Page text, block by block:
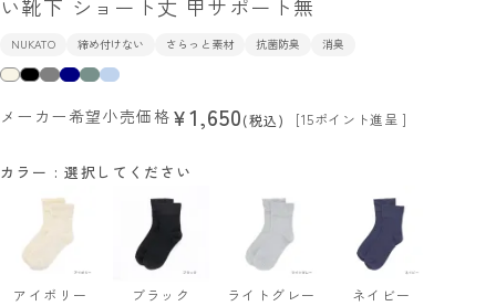
い靴下 ショート丈 甲サポート無
NUKATO 締め付けない さらっと素材 抗菌防臭 消臭
メーカー希望小売価格 ¥1,650 税込 [15ポイント進呈 ]
カラー 選択してください
アイボリー ブラック ライトグレー ネイビー